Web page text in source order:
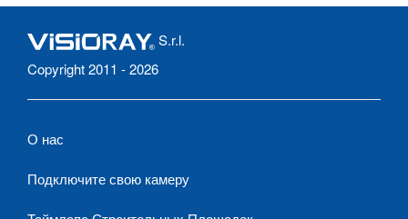
S.r.l.
Copyright 2011 - 2026
О нас
Подключите свою камеру